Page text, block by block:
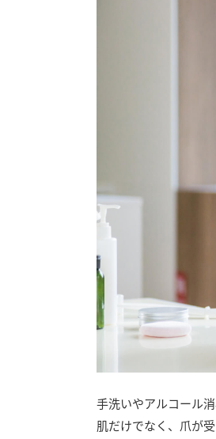
手洗いやアルコール
肌だけでなく、爪が